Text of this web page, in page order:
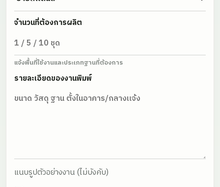
จำนวนที่ต้องการผลิต
แจ้งพื้นที่ใช้งานและประเภทฐานที่ต้องการ
รายละเอียดของงานพิมพ์
แนบรูปตัวอย่างงาน(ไม่บังคับ)